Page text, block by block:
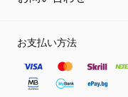
お支払い方法